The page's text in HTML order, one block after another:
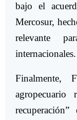
bajo el
Mercosur,
relevante
internacionales.
Finalmente,
agropecuario